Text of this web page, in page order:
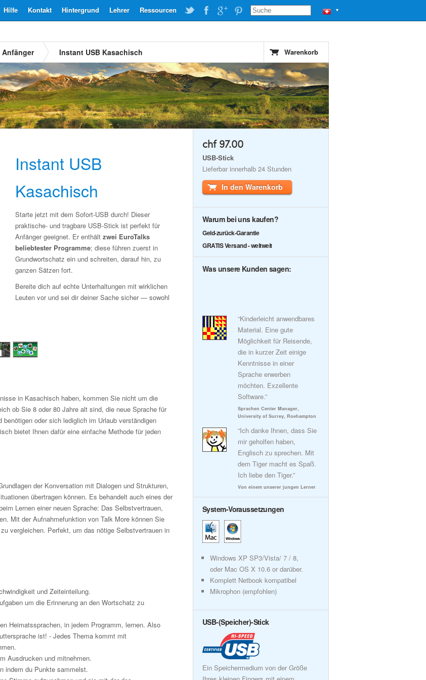
▼
Ressourcen
Lehrer
Hintergrund
Kontakt
Hilfe
Anfänger Instant USB Kasachisch Warenkorb
Instant USB
Kasachisch
Starte jetzt mit dem Sofort-USB durch! Dieser
praktische- und tragbare USB-Stick ist perfekt für
Anfänger geeignet. Er enthält zwei EuroTalks
beliebtester Programme; diese führen zuerst in
Grundwortschatz ein und schreiten, darauf hin, zu
ganzen Sätzen fort.
Bereite dich auf echte Unterhaltungen mit wirklichen
Leuten vor und sei dir deiner Sache sicher — sowohl
in Kasachisch haben, kommen Sie nicht um die
ob Sie 8 oder 80 Jahre alt sind, die neue Sprache für
oder sich lediglich im Urlaub verständigen
bietet Ihnen dafür eine einfache Methode für jeden
der Konversation mit Dialogen und Strukturen,
übertragen können. Es behandelt auch eines der
Lernen einer neuen Sprache: Das Selbstvertrauen,
Mit der Aufnahmefunktion von Talk More können Sie
vergleichen. Perfekt, um das nötige Selbstvertrauen in
und Zeiteinteilung.
um die Erinnerung an den Wortschatz zu
Heimatssprachen, in jedem Programm, lernen. Also
ist! - Jedes Thema kommt mit
Ausdrucken und mitnehmen.
indem du Punkte sammelst.
chf 97.00
USB-Stick
Lieferbar innerhalb 24 Stunden
In den Warenkorb
Warum bei uns kaufen?
Geld-zurück-Garantie
GRATIS Versand - weltweit
Was unsere Kunden sagen:
“Kinderleicht anwendbares
Material. Eine gute
Möglichkeit für Reisende,
die in kurzer Zeit einige
Kenntnisse in einer
Sprache erwerben
möchten. Exzellente
Software.”
Sprachen Center Manager,
University of Surrey, Roehampton
“Ich danke Ihnen, dass Sie
mir geholfen haben,
Englisch zu sprechen. Mit
dem Tiger macht es Spaß.
Ich liebe den Tiger.”
Von einem unserer jungen Lerner
System-Voraussetzungen
Windows XP SP3/Vista/ 7 / 8,
oder Mac OS X 10.6 or darüber.
Komplett Netbook kompatibel
Mikrophon (empfohlen)
USB-(Speicher)-Stick
Ein Speichermedium von der Größe